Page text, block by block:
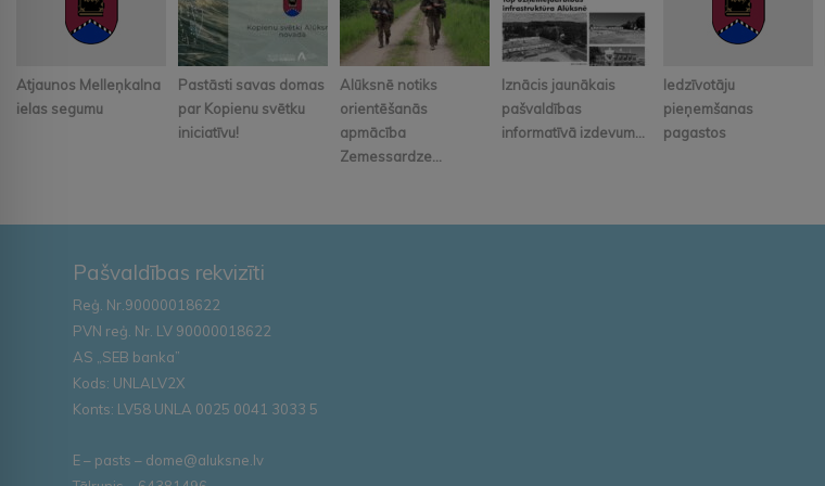
Atjaunos Melleņkalna
ielas segumu
Pastāsti savas domas
par Kopienu svētku
iniciatīvu!
Alūksnē notiks
orientēšanās
apmācība
Zemessardze...
Iznācis jaunākais
pašvaldības
informatīvā izdevum...
Iedzīvotāju
pieņemšanas
pagastos
Pašvaldības rekvizīti
Reģ. Nr.90000018622
PVN reģ. Nr. LV 90000018622
AS „SEB banka”
Kods: UNLALV2X
Konts: LV58 UNLA 0025 0041 3033 5
E – pasts – dome@aluksne.lv